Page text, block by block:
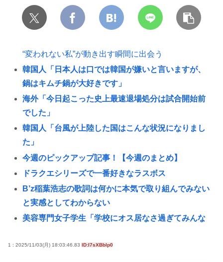
“変われない私”が動き出す瞬間に出会う
韓国人「日本人は口では韓国が嫌いと言いますが、
鍋はキムチ鍋が大好きです」
海外「今日起こった史上最速退場処分は試合開始前
でした」
韓国人「台風が上陸した国はこんな状況になりまし
た」
今週のピックアップ記事！【今週のまとめ】
ドラクエシリーズで一番好きなラスボス
B’z稲葉浩志の歌詞は何かに本気で取り組んでみない
と実感としてわからない
美容専門女子学生「学校にオス居なさ過ぎてみんな
韓国人「日本でもボールペンを作れるくらいなら、
1 : 2025/11/03(月) 18:03:46.83 ID:I7sXBblp0